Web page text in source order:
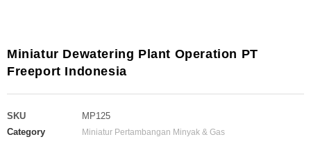
Miniatur Dewatering Plant Operation PT
Freeport Indonesia
SKU
MP125
Category
Miniatur Pertambangan Minyak & Gas